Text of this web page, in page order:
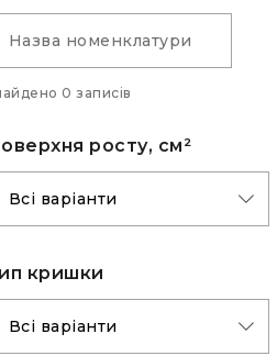
0 записів
росту, см²
кришки